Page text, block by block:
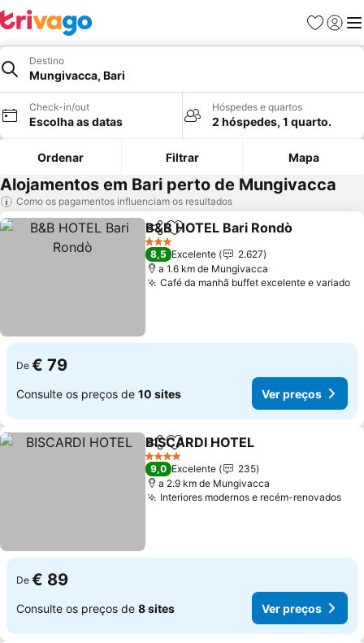
Favoritos
Iniciar
Destino
Mungivacca, Bari
Check-in/out
Escolha as datas
Hóspedes e quartos
2 hóspedes, 1 quarto.
Ordenar Filtrar Mapa
Alojamentos em Bari perto de Mungivacca
Como os pagamentos influenciam os resultados
PartilharAdicionar aos favoritos
B&B HOTEL Bari Rondò
3 Estrelas
8,5 Excelente
2.627
a 1.6 km de Mungivacca
Café da manhã buffet excelente e variado
De € 79
Consulte os preços de 10 sites Ver preços
PartilharAdicionar aos favoritos
BISCARDI HOTEL
4 Estrelas
9,0 Excelente
235
a 2.9 km de Mungivacca
Interiores modernos e recém-renovados
De € 89
Consulte os preços de 8 sites Ver preços